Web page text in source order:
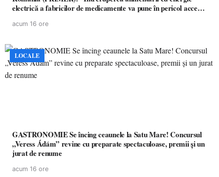
electrică a fabricilor de medicamente va pune în pericol accesul
acum 16 ore
LOCALE
GASTRONOMIE Se încing ceaunele la Satu Mare! Concursul
„Veress Ádám” revine cu preparate spectaculoase, premii și un
jurat de renume
acum 16 ore